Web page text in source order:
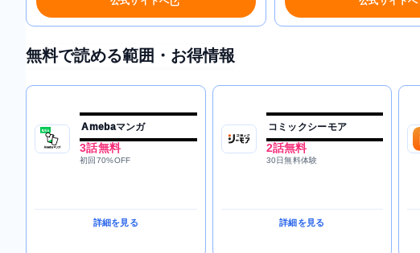
無料で読める範囲・お得情報
Amebaマンガ
3話無料
初回70%OFF
詳細を見る
コミックシーモア
2話無料
30日無料体験
詳細を見る